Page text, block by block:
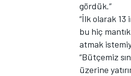
gördük.”
“İlk olarak 13
bu hiç
atmak
“Bütçemiz
üzerine